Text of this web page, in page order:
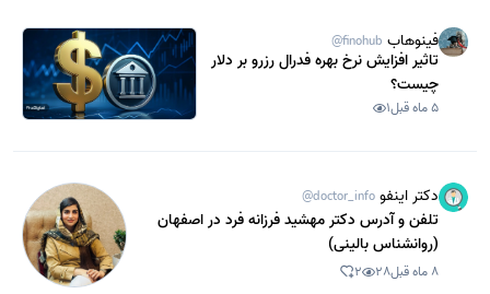
فینوهاب @finohub
تاثیر افزایش نرخ بهره فدرال رزرو بر دلار
چیست؟
5 ماه قبل 1
دکتر اینفو @doctor_info
تلفن و آدرس دکتر مهشید فرزانه فرد در اصفهان
(روانشناس بالینی)
8 ماه قبل 28
2